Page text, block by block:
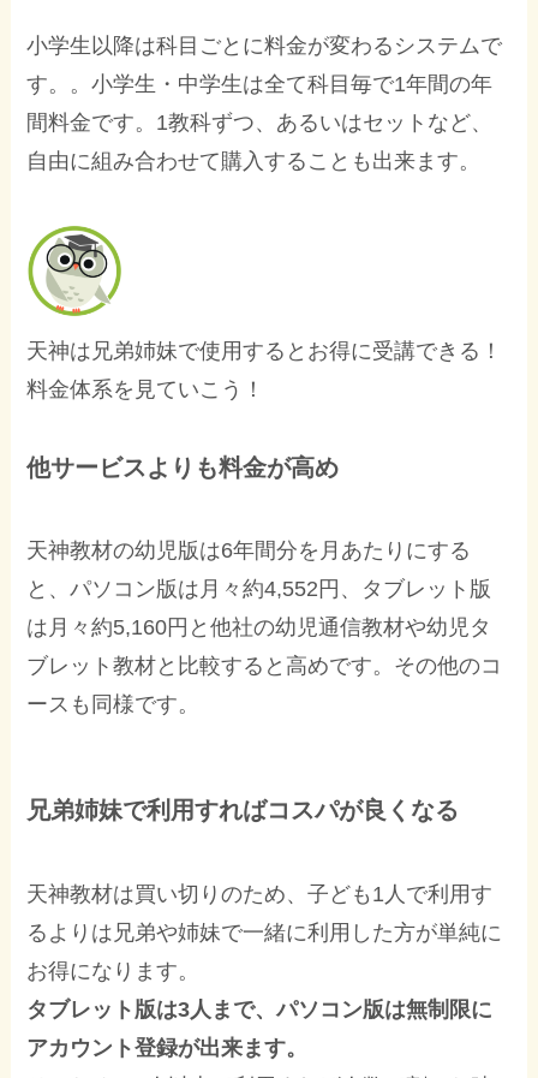
小学生以降は科目ごとに料金が変わるシステムで
す。。小学生・中学生は全て科目毎で1年間の年
間料金です。1教科ずつ、あるいはセットなど、
自由に組み合わせて購入することも出来ます。
天神は兄弟姉妹で使用するとお得に受講できる！
料金体系を見ていこう！
他サービスよりも料金が高め
天神教材の幼児版は6年間分を月あたりにする
と、パソコン版は月々約4,552円、タブレット版
は月々約5,160円と他社の幼児通信教材や幼児タ
ブレット教材と比較すると高めです。その他のコ
ースも同様です。
兄弟姉妹で利用すればコスパが良くなる
天神教材は買い切りのため、子ども1人で利用す
るよりは兄弟や姉妹で一緒に利用した方が単純に
お得になります。
タブレット版は3人まで、パソコン版は無制限に
アカウント登録が出来ます。